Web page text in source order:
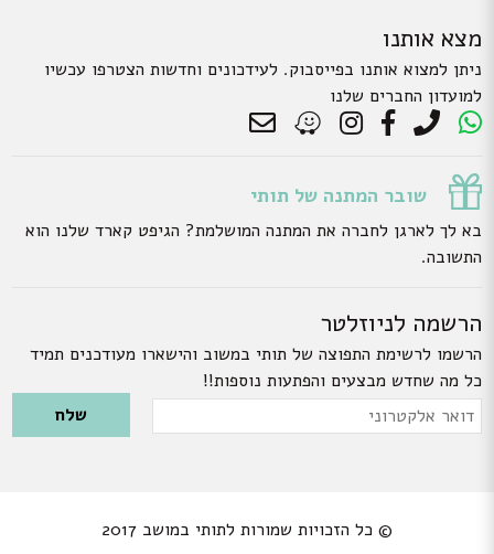
מצא אותנו
ניתן למצוא אותנו בפייסבוק. לעידכונים וחדשות הצטרפו עכשיו
למועדון החברים שלנו
שובר המתנה של תותי
בא לך לארגן לחברה את המתנה המושלמת? הגיפט קארד שלנו הוא
התשובה.
הרשמה לניוזלטר
הרשמו לרשימת התפוצה של תותי במשוב והישארו מעודכנים תמיד
כל מה שחדש מבצעים והפתעות נוספות!!
Please leave this field empty.
דואר
© כל הזכויות שמורות לתותי במושב 2017